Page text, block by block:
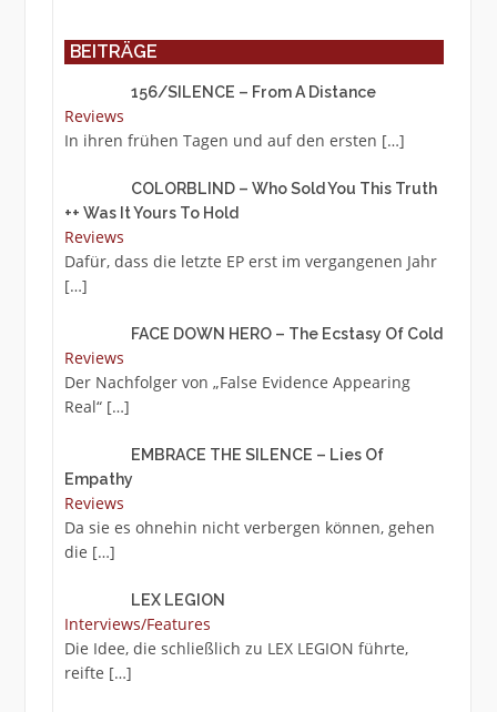
BEITRÄGE
156/SILENCE – From A Distance
Reviews
In ihren frühen Tagen und auf den ersten […]
COLORBLIND – Who Sold You This Truth
++ Was It Yours To Hold
Reviews
Dafür, dass die letzte EP erst im vergangenen Jahr
[…]
FACE DOWN HERO – The Ecstasy Of Cold
Reviews
Der Nachfolger von „False Evidence Appearing
Real“ […]
EMBRACE THE SILENCE – Lies Of
Empathy
Reviews
Da sie es ohnehin nicht verbergen können, gehen
die […]
LEX LEGION
Interviews/Features
Die Idee, die schließlich zu LEX LEGION führte,
reifte […]